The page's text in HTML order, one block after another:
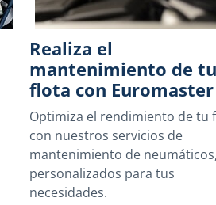
Realiza el
mantenimiento de
flota con Euromaster
Optimiza el rendimiento de tu
con nuestros servicios de
mantenimiento de
personalizados para tus
necesidades.